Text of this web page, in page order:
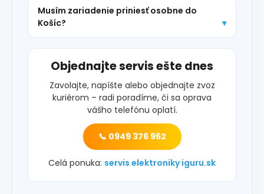
Musím zariadenie priniesť osobne do
Košíc?
Objednajte servis ešte dnes
Zavolajte, napíšte alebo objednajte zvoz
kuriérom – radi poradíme, či sa oprava
vášho telefónu oplatí.
📞 0949 376 962
Celá ponuka: servis elektroniky iguru.sk